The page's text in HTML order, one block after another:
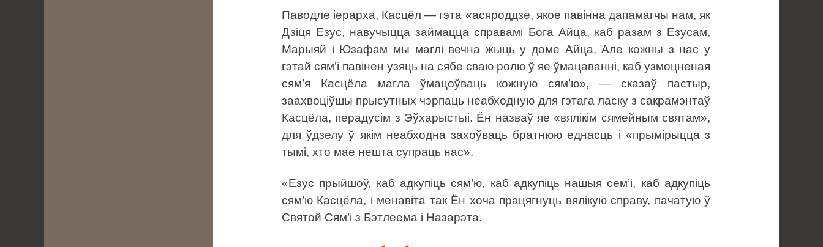
Паводле іерарха, Касцёл — гэта «асяроддзе, якое павінна дапамагчы нам, як
Дзіця Езус, навучыцца займацца справамі Бога Айца, каб разам з Езусам,
Марыяй і Юзафам мы маглі вечна жыць у доме Айца. Але кожны з нас у
гэтай сям’і павінен узяць на сябе сваю ролю ў яе ўмацаванні, каб узмоцненая
сям’я Касцёла магла ўмацоўваць кожную сям’ю», — сказаў пастыр,
заахвоціўшы прысутных чэрпаць неабходную для гэтага ласку з сакрамэнтаў
Касцёла, перадусім з Эўхарыстыі. Ён назваў яе «вялікім сямейным святам»,
для ўдзелу ў якім неабходна захоўваць братнюю еднасць і «прымірыцца з
тымі, хто мае нешта супраць нас».
«Езус прыйшоў, каб адкупіць сям’ю, каб адкупіць нашыя сем’і, каб адкупіць
сям’ю Касцёла, і менавіта так Ён хоча працягнуць вялікую справу, пачатую ў
Святой Сям’і з Бэтлеема і Назарэта.